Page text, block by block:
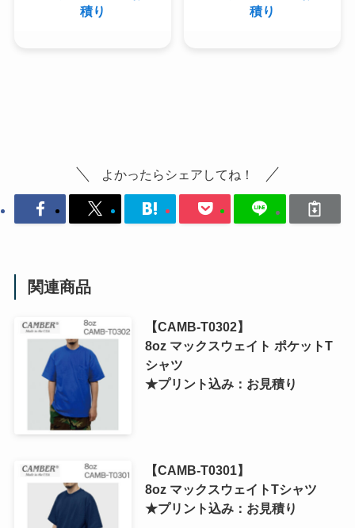
積り
積り
よかったらシェアしてね！
関連商品
【CAMB-T0302】
8oz マックスウェイト ポケットT
シャツ
★プリント込み：お見積り
【CAMB-T0301】
8oz マックスウェイトTシャツ
★プリント込み：お見積り